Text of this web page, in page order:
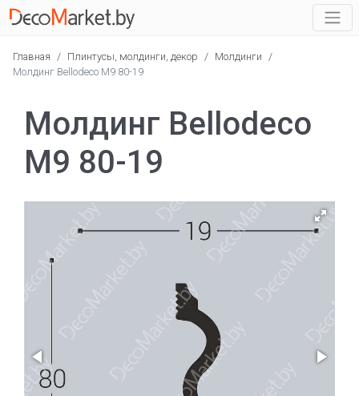
Главная / Плинтусы, молдинги, декор / Молдинги /
Молдинг Bellodeco М9 80-19
Молдинг Bellodeco
М9 80-19